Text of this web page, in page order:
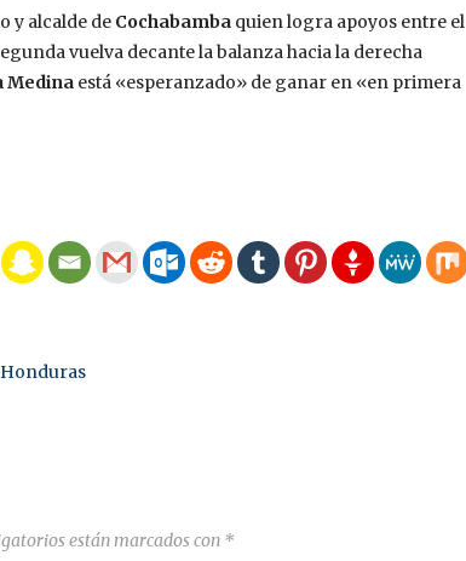
y alcalde de Cochabambaquien logra apoyos entre el
vuelva decante la balanza hacia la derecha
Medinaestá «esperanzado» de ganar en «en primera
Honduras
están marcados con *